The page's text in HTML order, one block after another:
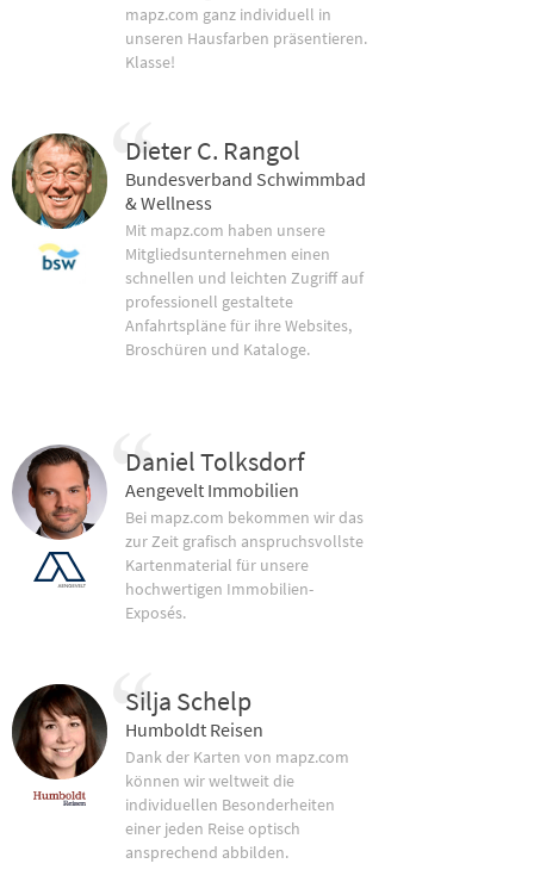
mapz.com ganz individuell in
unseren Hausfarben präsentieren.
Klasse!
Dieter C. Rangol
Bundesverband Schwimmbad
& Wellness
Mit mapz.com haben unsere
Mitgliedsunternehmen einen
schnellen und leichten Zugriff auf
professionell gestaltete
Anfahrtspläne für ihre Websites,
Broschüren und Kataloge.
Daniel Tolksdorf
Aengevelt Immobilien
Bei mapz.com bekommen wir das
zur Zeit grafisch anspruchsvollste
Kartenmaterial für unsere
hochwertigen Immobilien-
Exposés.
Silja Schelp
Humboldt Reisen
Dank der Karten von mapz.com
können wir weltweit die
individuellen Besonderheiten
einer jeden Reise optisch
ansprechend abbilden.